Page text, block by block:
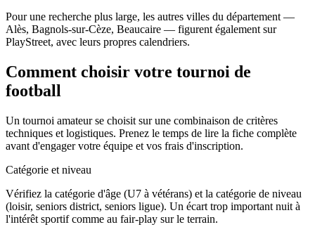
Pour une recherche plus large, les autres villes du département —
Alès, Bagnols-sur-Cèze, Beaucaire — figurent également sur
PlayStreet, avec leurs propres calendriers.
Comment choisir votre tournoi de
football
Un tournoi amateur se choisit sur une combinaison de critères
techniques et logistiques. Prenez le temps de lire la fiche complète
avant d'engager votre équipe et vos frais d'inscription.
Catégorie et niveau
Vérifiez la catégorie d'âge (U7 à vétérans) et la catégorie de niveau
(loisir, seniors district, seniors ligue). Un écart trop important nuit à
l'intérêt sportif comme au fair-play sur le terrain.